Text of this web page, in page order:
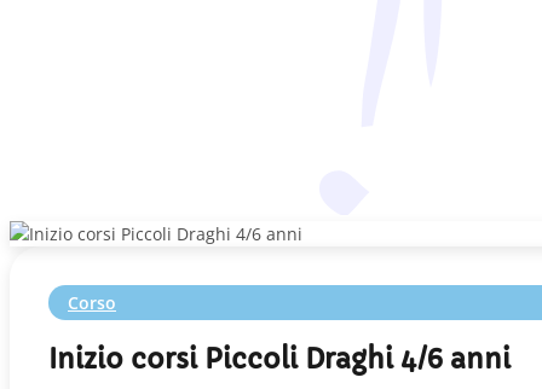
Corso
Inizio corsi Piccoli Draghi 4/6 anni